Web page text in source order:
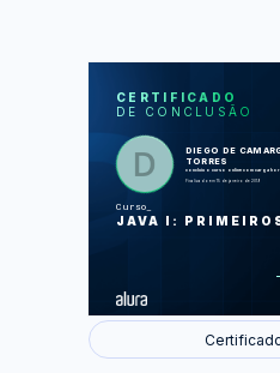
CERTIFICADO
DE CONCLUSÃO
DIEGO DE
TORRES
concluiu o curso online com carga
Finalizado em 15 de janeiro de 2019
Curso
JAVA I: